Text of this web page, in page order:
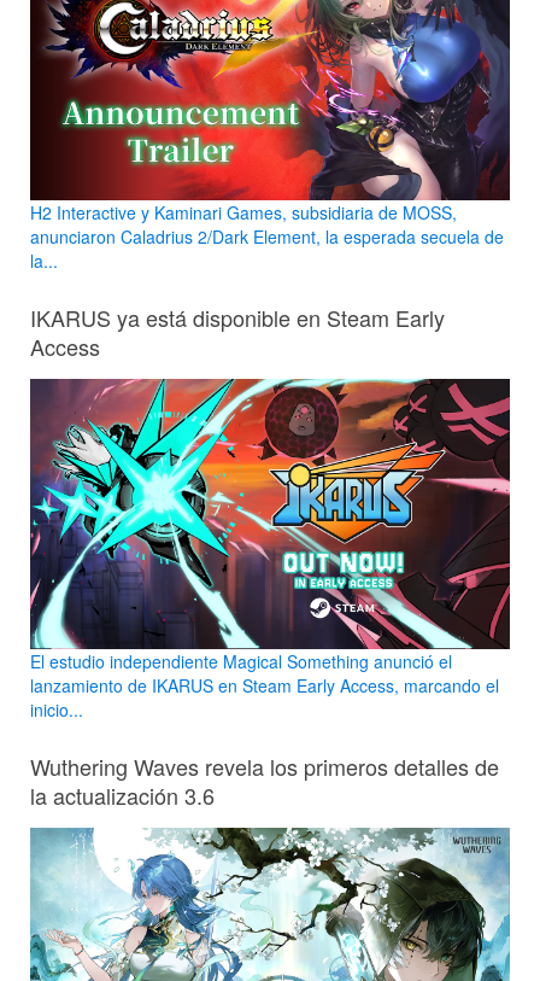
H2 Interactive y Kaminari Games, subsidiaria de MOSS,
anunciaron Caladrius 2/Dark Element, la esperada secuela de
la...
IKARUS ya está disponible en Steam Early
Access
El estudio independiente Magical Something anunció el
lanzamiento de IKARUS en Steam Early Access, marcando el
inicio...
Wuthering Waves revela los primeros detalles de
la actualización 3.6